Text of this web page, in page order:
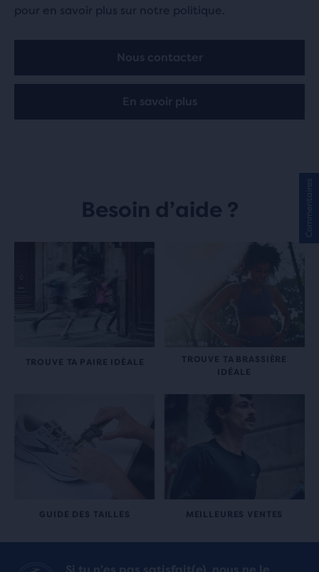
pour en savoir plus sur notre politique.
Nous contacter
En savoir plus
Besoin d’aide ?
TROUVE TA PAIRE IDÉALE
TROUVE TA BRASSIÈRE
IDÉALE
GUIDE DES TAILLES MEILLEURES VENTES
Commentaires